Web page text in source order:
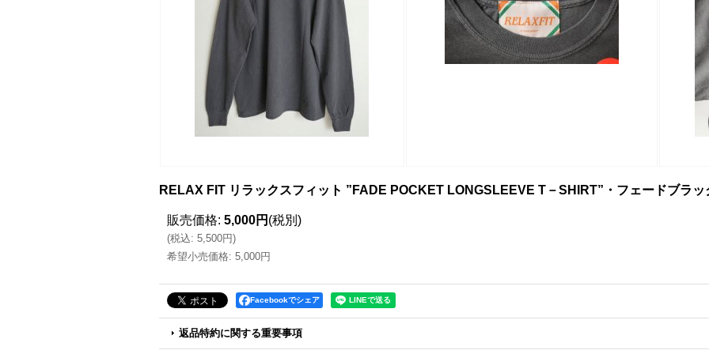
RELAX FIT リラックスフィット ”FADE POCKET LONGSLEEVE T－SHIRT”・フェードブラッ
販売価格: 5,000円 (税別)
(税込: 5,500円)
希望小売価格: 5,000円
Facebookでシェア
返品特約に関する重要事項